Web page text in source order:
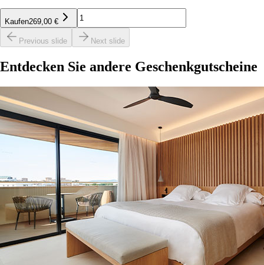
Kaufen269,00 €
Previous slide Next slide
Entdecken Sie andere Geschenkgutscheine